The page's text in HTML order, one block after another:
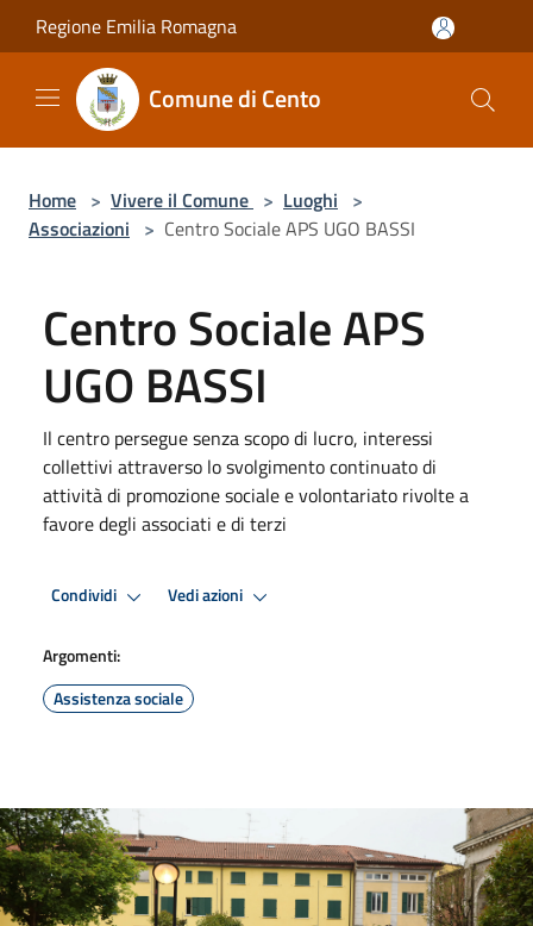
Salta al contenuto principale
Regione Emilia Romagna
Comune di Cento
Home > Vivere il Comune > Luoghi >
Associazioni > Centro Sociale APS UGO BASSI
Centro Sociale APS
UGO BASSI
Il centro persegue senza scopo di lucro, interessi
collettivi attraverso lo svolgimento continuato di
attività di promozione sociale e volontariato rivolte a
favore degli associati e di terzi
Condividi Vedi azioni
Argomenti:
Assistenza sociale